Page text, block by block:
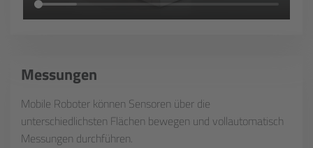
Messungen
Mobile Roboter können Sensoren über die
unterschiedlichsten Flächen bewegen und vollautomatisch
Messungen durchführen.